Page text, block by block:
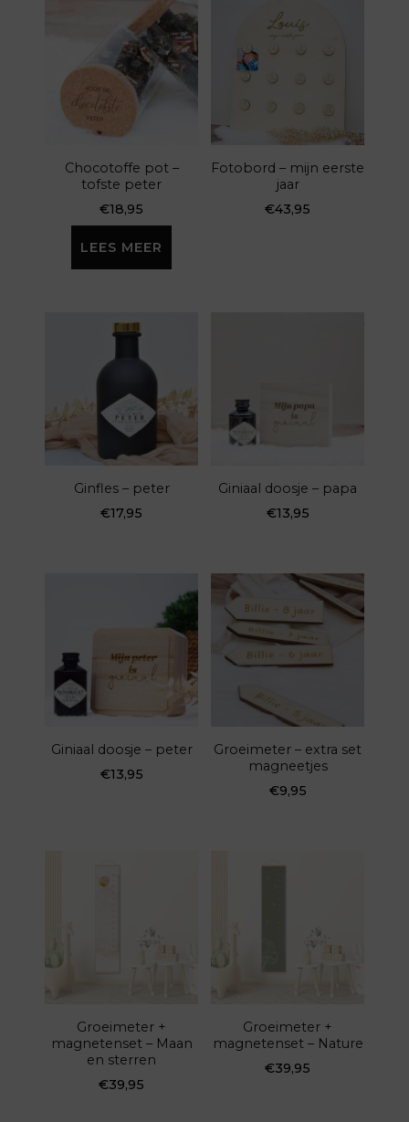
Chocotoffe pot –
tofste peter
€18,95
LEES MEER
Fotobord – mijn eerste
jaar
€43,95
Ginfles – peter
€17,95
Giniaal doosje – papa
€13,95
Giniaal doosje – peter
€13,95
Groeimeter – extra set
magneetjes
€9,95
Groeimeter +
magnetenset – Maan
en sterren
€39,95
Groeimeter +
magnetenset – Nature
€39,95